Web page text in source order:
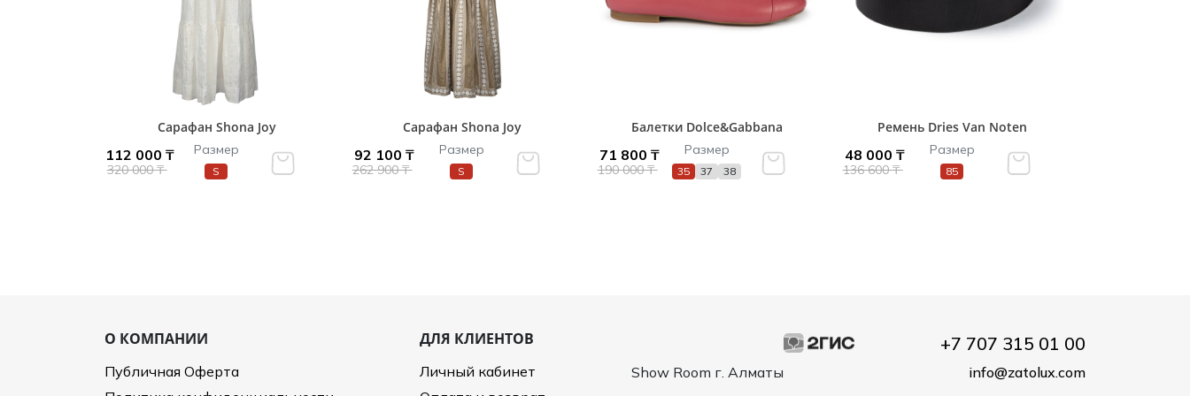
Сарафан Shona Joy
112 000 ₸
320 000 ₸
Размер
S
Сарафан Shona Joy
92 100 ₸
262 900 ₸
Размер
S
Балетки Dolce&Gabbana
71 800 ₸
190 000 ₸
Размер
35 37 38
Ремень Dries Van Noten
48 000 ₸
136 600 ₸
Размер
85
О КОМПАНИИ
Публичная Оферта
ДЛЯ КЛИЕНТОВ
Личный кабинет
Show Room г. Алматы
+7 707 315 01 00
info@zatolux.com